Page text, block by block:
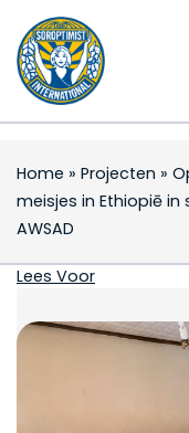
Home » Projecten »
meisjes in Ethiopiē
AWSAD
Opvang
Lees Voor